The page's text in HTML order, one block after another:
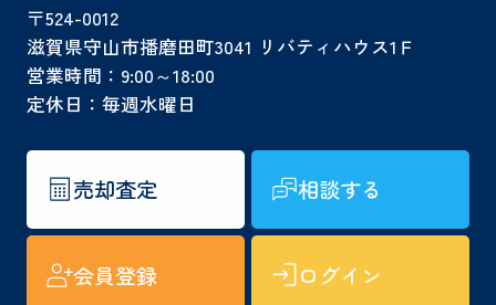
〒524-0012
滋賀県守山市播磨田町3041 リバティハウス1Ｆ
営業時間：9:00～18:00
定休日：毎週水曜日
売却査定 相談する
会員登録 ログイン